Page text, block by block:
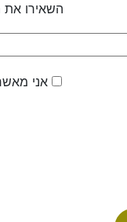
השאירו את
אני